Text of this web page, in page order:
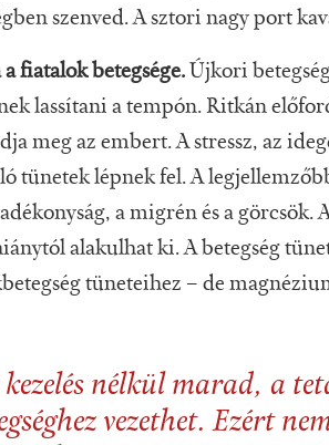
szenved. A sztori nagy port
fiatalok betegsége. Újkori
lassítani a tempón. Ritkán
meg az embert. A stressz, az
tünetek lépnek fel. A
a migrén és a
alakulhat ki. A betegség
tüneteihez – de
nélkül marad, a
vezethet. Ezért